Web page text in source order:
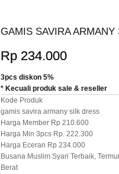
GAMIS SAVIRA ARMANY
Rp 234.000
3pcs diskon 5%
* Kecuali produk sale & reseller
Kode Produk
gamis savira armany silk dress
Harga Member Rp 210.600
Harga Min 3pcs Rp. 222.300
Harga Eceran Rp 234.000
Busana Muslim Syari Terbaik,
Berat